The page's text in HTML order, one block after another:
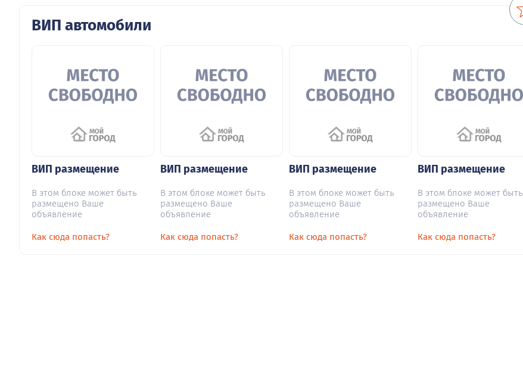
ВИП автомобили
ВИП размещение
В этом блоке может быть
размещено Ваше
объявление
Как сюда попасть?
ВИП размещение
В этом блоке может быть
размещено Ваше
объявление
Как сюда попасть?
ВИП размещение
В этом блоке может быть
размещено Ваше
объявление
Как сюда попасть?
ВИП размещение
В этом блоке может быть
размещено Ваше
объявление
Как сюда попасть?